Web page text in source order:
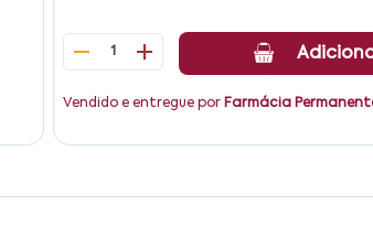
1
Vendido e entregue por Farmácia